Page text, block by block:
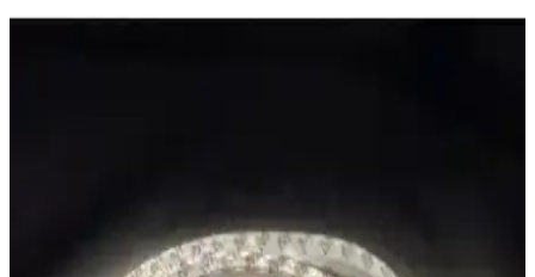
TriLine Bluetooth RGB USB LED Şerit Aydınlatma
İncelemesi ve Kullanım Rehberi